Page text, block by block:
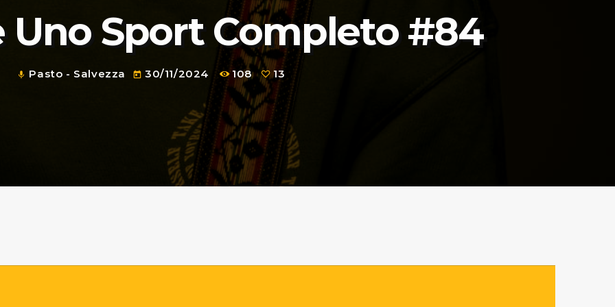
Uno Sport Completo #84
mic Pasto - Salvezza today 30/11/2024 108 13